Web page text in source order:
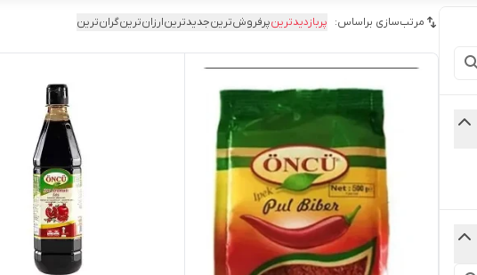
مرتب‌سازی براساس: پربازدیدترینپرفروش‌ترینجدیدترینارزان‌ترینگران‌ترین